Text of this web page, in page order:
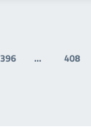
396 ... 408